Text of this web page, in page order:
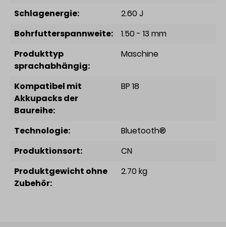
Schlagenergie:
2.60 J
Bohrfutterspannweite:
1.50 - 13 mm
Produkttyp
sprachabhängig:
Maschine
Kompatibel mit
Akkupacks der
Baureihe:
BP 18
Technologie:
Bluetooth®
Produktionsort:
CN
Produktgewicht ohne
Zubehör:
2.70 kg